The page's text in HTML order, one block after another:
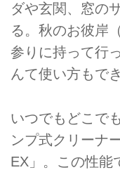
ダや玄関、窓の
る。秋のお彼岸
参りに持って行
んて使い方もで
いつでもどこで
ンプ式クリーナ
EX」。この性能